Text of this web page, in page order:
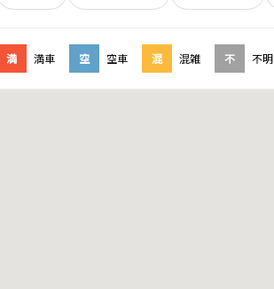
満 満車 空 空車 混 混雑 不 不明